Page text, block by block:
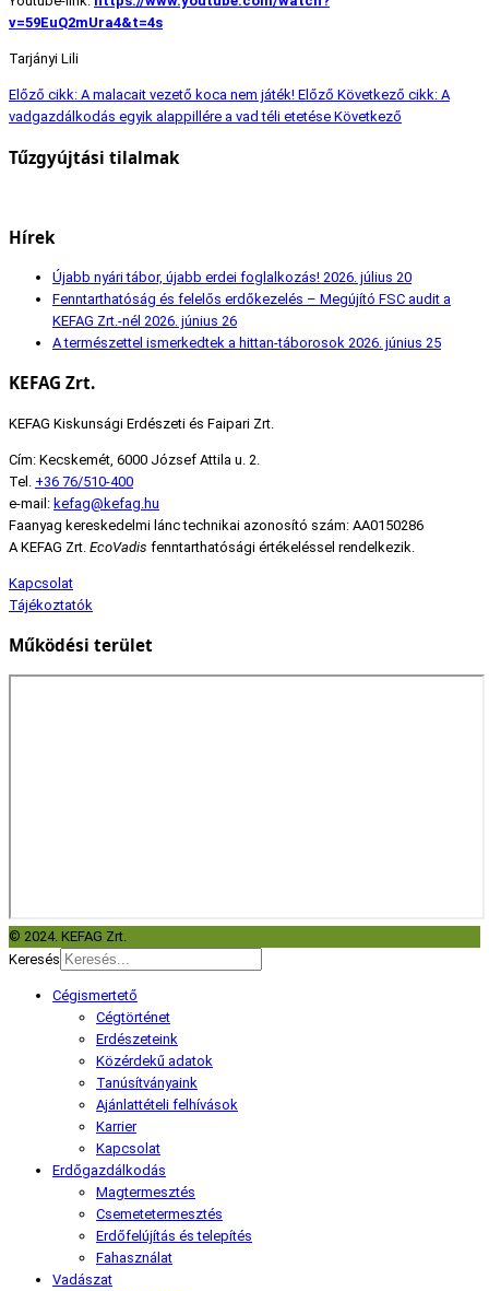
v=59EuQ2mUra4&t=4s
Tarjányi Lili
Előző cikk: A malacait vezető koca nem játék! Előző Következő cikk: A
vadgazdálkodás egyik alappillére a vad téli etetése Következő
Tűzgyújtási tilalmak
Hírek
Újabb nyári tábor, újabb erdei foglalkozás! 2026. július 20
Fenntarthatóság és felelős erdőkezelés – Megújító FSC audit a
KEFAG Zrt.-nél 2026. június 26
A természettel ismerkedtek a hittan-táborosok 2026. június 25
KEFAG Zrt.
KEFAG Kiskunsági Erdészeti és Faipari Zrt.
Cím: Kecskemét, 6000 József Attila u. 2.
Tel. +36 76/510-400
e-mail: kefag@kefag.hu
Faanyag kereskedelmi lánc technikai azonosító szám: AA0150286
A KEFAG Zrt. EcoVadis fenntarthatósági értékeléssel rendelkezik.
Kapcsolat
Tájékoztatók
Működési terület
© 2024. KEFAG Zrt.
Keresés
Cégismertető
Cégtörténet
Erdészeteink
Közérdekű adatok
Tanúsítványaink
Ajánlattételi felhívások
Karrier
Kapcsolat
Erdőgazdálkodás
Magtermesztés
Csemetetermesztés
Erdőfelújítás és telepítés
Fahasználat
Vadászat